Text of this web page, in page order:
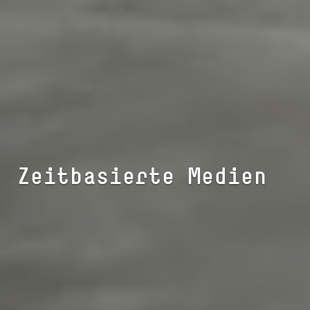
Zeit­ba­sier­te Medien